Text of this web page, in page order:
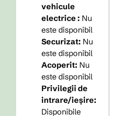
vehicule
electrice : Nu
este disponibil
Securizat: Nu
este disponibil
Acoperit: Nu
este disponibil
Privilegii de
intrare/ieșire:
Disponibile